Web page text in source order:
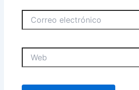
electrónico